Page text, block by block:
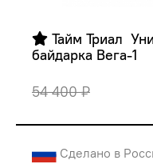
Тайм Триал
байдарка Вега-1
54 400 ₽
Сделано в